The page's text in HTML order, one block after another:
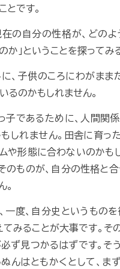
とです。
在の自分の性格が、どの
か」ということを探ってみ
、子供のころにわがまま
るのかもしれません。
子であるために、人間関
しれません。田舎に育っ
や形態に合わないのかも
のものが、自分の性格と
。
一度、自分史というもの
てみることが大事です。そ
ず見つかるはずです。そ
んはともかくとして、ま